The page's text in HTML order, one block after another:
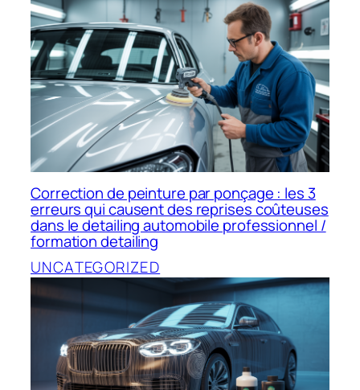
Correction de peinture par ponçage : les 3
erreurs qui causent des reprises coûteuses
dans le detailing automobile professionnel /
formation detailing
UNCATEGORIZED